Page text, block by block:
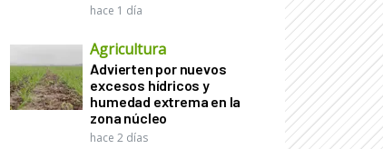
hace 1 día
Agricultura
Advierten por nuevos
excesos hídricos y
humedad extrema en la
zona núcleo
hace 2 días